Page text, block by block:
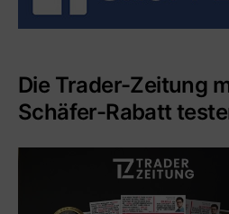
Die Trader-Zeitung
Schäfer-Rabatt